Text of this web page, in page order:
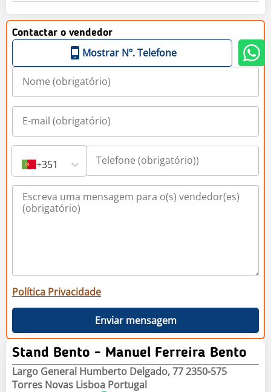
Contactar o vendedor
Mostrar Nº. Telefone
+351
Política Privacidade
Enviar mensagem
Stand Bento - Manuel Ferreira Bento
Largo General Humberto Delgado, 77 2350-575
Torres Novas Lisboa Portugal